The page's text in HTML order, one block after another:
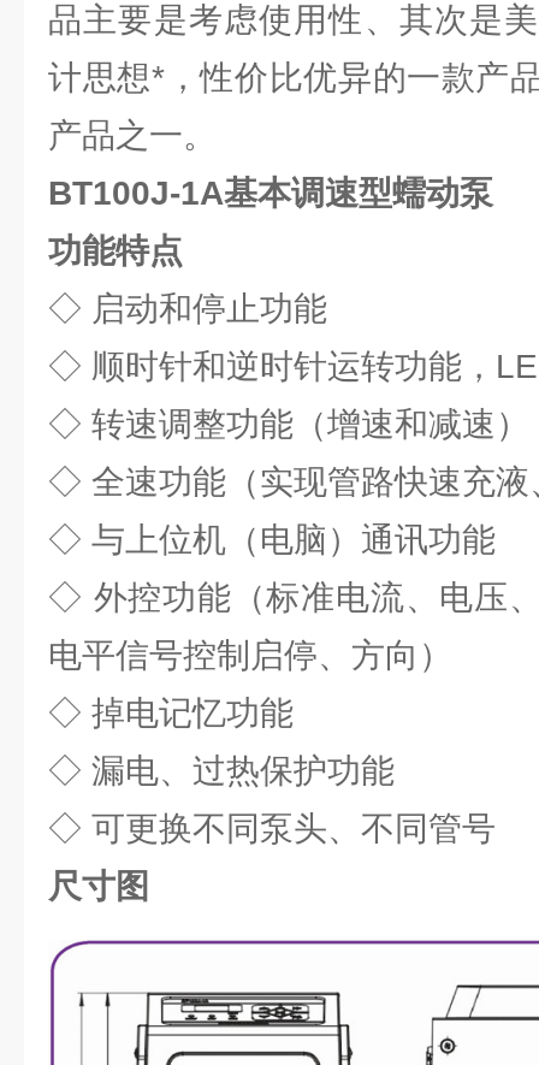
品主要是考虑使用性、其次是
计思想*，性价比优异的一款产
产品之一。
BT100J-1A基本调速型蠕动泵
功能特点
◇ 启动和停止功能
◇ 顺时针和逆时针运转功能，
◇ 转速调整功能（增速和减速）
◇ 全速功能（实现管路快速充液
◇ 与上位机（电脑）通讯功能
◇ 外控功能（标准电流、电压
电平信号控制启停、方向）
◇ 掉电记忆功能
◇ 漏电、过热保护功能
◇ 可更换不同泵头、不同管号
尺寸图